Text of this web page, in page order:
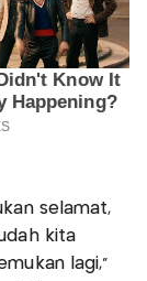
selamat,
kita
lagi,”